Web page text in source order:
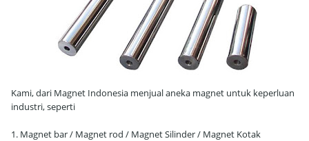
Kami, dari Magnet Indonesia menjual aneka magnet untuk keperluan
industri, seperti
1. Magnet bar / Magnet rod / Magnet Silinder / Magnet Kotak